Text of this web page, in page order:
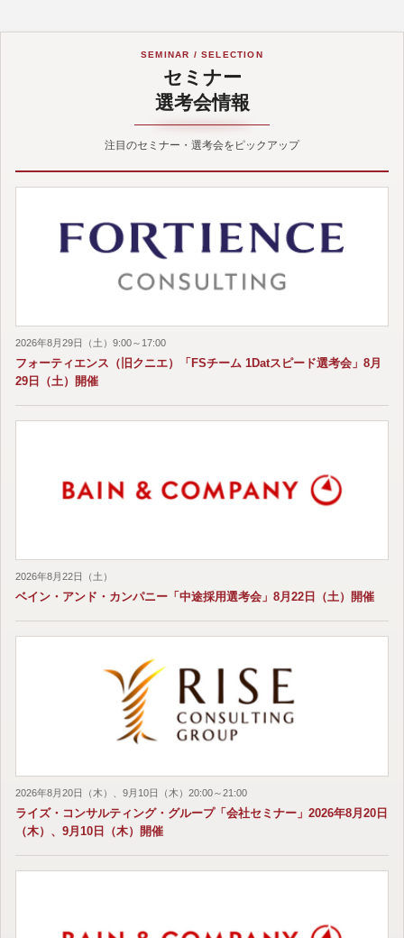
SEMINAR / SELECTION
セミナー
選考会情報
注目のセミナー・選考会をピックアップ
2026年8月29日（土）9:00～17:00
フォーティエンス（旧クニエ）「FSチーム 1Datスピード選考会」8月
29日（土）開催
2026年8月22日（土）
ベイン・アンド・カンパニー「中途採用選考会」8月22日（土）開催
2026年8月20日（木）、9月10日（木）20:00～21:00
ライズ・コンサルティング・グループ「会社セミナー」2026年8月20日
（木）、9月10日（木）開催